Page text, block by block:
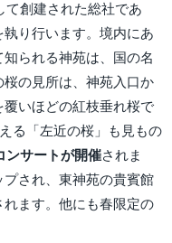
て創建された総社であ
り行います。境内にあ
られる神苑は、国の名
の見所は、神苑入口か
いほどの紅枝垂れ桜で
る「左近の桜」も見もの
ンサートが開催されま
され、東神苑の貴賓館
ます。他にも春限定の